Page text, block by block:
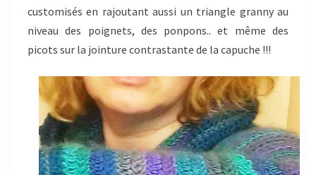
customisés en rajoutant aussi un triangle granny au
niveau des poignets, des ponpons.. et même des
picots sur la jointure contrastante de la capuche !!!